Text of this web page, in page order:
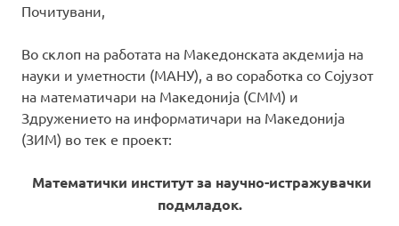
Почитувани,
Во склоп на работата на Македонската акдемија на
науки и уметности (МАНУ), а во соработка со Сојузот
на математичари на Македонија (СММ) и
Здружението на информатичари на Македонија
(ЗИМ) во тек е проект:
Математички институт за научно-истражувачки
подмладок.